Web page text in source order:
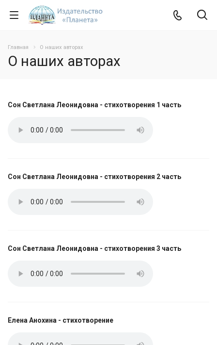
Главная О наших авторах
О наших авторах
Сон Светлана Леонидовна - стихотворения 1 часть
Сон Светлана Леонидовна - стихотворения 2 часть
Сон Светлана Леонидовна - стихотворения 3 часть
Елена Анохина - стихотворение